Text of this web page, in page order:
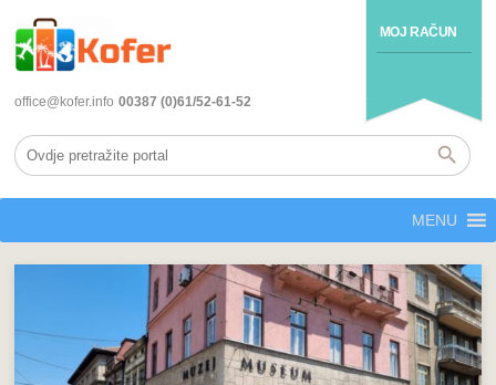
MOJ RAČUN
office@kofer.info 00387 (0)61/52-61-52
MENU